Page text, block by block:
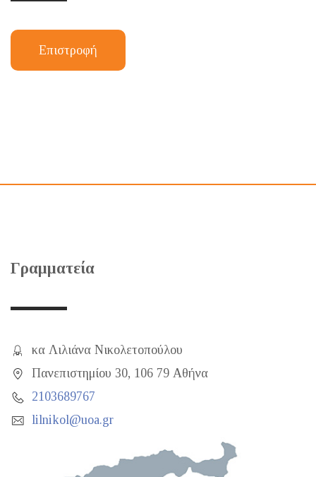
Επιστροφή
Γραμματεία
κα Λιλιάνα Νικολετοπούλου
Πανεπιστημίου 30, 106 79 Αθήνα
2103689767
lilnikol@uoa.gr